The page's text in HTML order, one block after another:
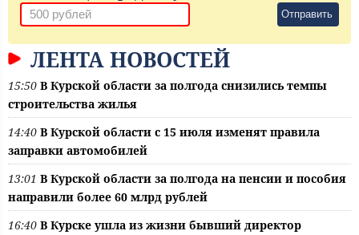
Отправить
ЛЕНТА НОВОСТЕЙ
15:50 В Курской области за полгода снизились темпы
строительства жилья
14:40 В Курской области с 15 июля изменят правила
заправки автомобилей
13:01 В Курской области за полгода на пенсии и пособия
направили более 60 млрд рублей
16:40 В Курске ушла из жизни бывший директор